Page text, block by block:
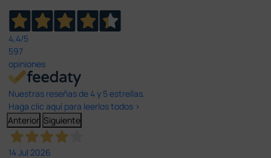
4,4/5
597
opiniones
Nuestras reseñas de 4 y 5 estrellas.
Haga clic aquí para leerlos todos >
Anterior Siguiente
14 Jul 2026